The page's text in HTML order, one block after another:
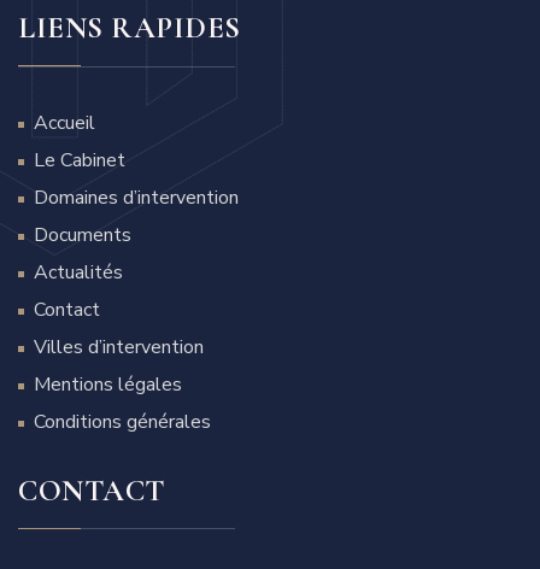
LIENS RAPIDES
Accueil
Le Cabinet
Domaines d’intervention
Documents
Actualités
Contact
Villes d’intervention
Mentions légales
Conditions générales
CONTACT